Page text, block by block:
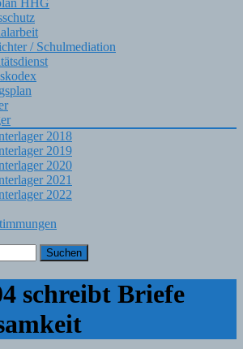
HHG
/ Schulmediation
2018
2019
2020
2021
2022
schreibt Briefe